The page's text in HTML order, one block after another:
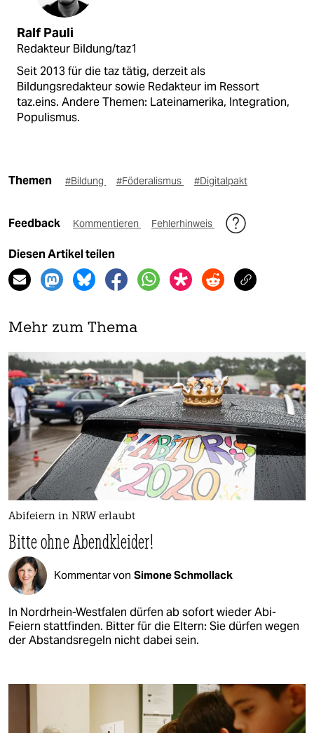
Ralf Pauli
Redakteur Bildung/taz1
Seit 2013 für die taz tätig, derzeit als
Bildungsredakteur sowie Redakteur im Ressort
taz.eins. Andere Themen: Lateinamerika, Integration,
Populismus.
Themen #Bildung #Föderalismus #Digitalpakt
Feedback Kommentieren Fehlerhinweis
Diesen Artikel teilen
Mehr zum Thema
Abifeiern in NRW erlaubt
Bitte ohne Abendkleider!
Kommentar von Simone Schmollack
In Nordrhein-Westfalen dürfen ab sofort wieder Abi-
Feiern stattfinden. Bitter für die Eltern: Sie dürfen wegen
der Abstandsregeln nicht dabei sein.